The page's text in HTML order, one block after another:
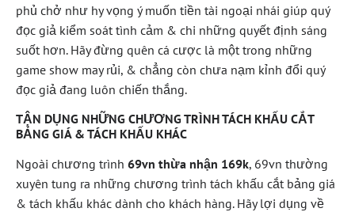
phủ chở như hy vọng ý muốn tiền tài ngoại nhái giúp quý
đọc giả kiểm soát tình cảm & chi những quyết định sáng
suốt hơn. Hãy đừng quên cá cược là một trong những
game show may rủi, & chẳng còn chưa nạm kỉnh đổi quý
đọc giả đang luôn chiến thắng.
TẬN DỤNG NHỮNG CHƯƠNG TRÌNH TÁCH KHẤU CẮT
BẢNG GIÁ & TÁCH KHẤU KHÁC
Ngoài chương trình 69vn thừa nhận 169k, 69vn thường
xuyên tung ra những chương trình tách khấu cắt bảng giá
& tách khấu khác dành cho khách hàng. Hãy lợi dụng về